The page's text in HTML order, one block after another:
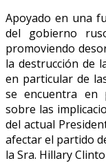
Apoyado en una
del gobierno
promoviendo
la destrucción de
en particular de
se encuentra en
sobre las
del actual
afectar el partido
la Sra. Hillary